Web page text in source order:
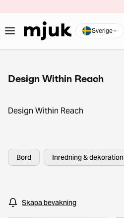
Sverige
Design Within Reach
Design Within Reach
Bord Inredning & dekoration
Skapa bevakning